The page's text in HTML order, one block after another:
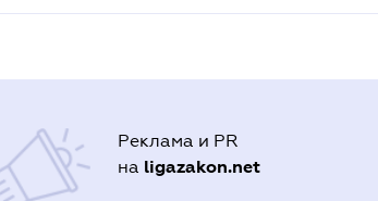
Реклама и PR
на ligazakon.net